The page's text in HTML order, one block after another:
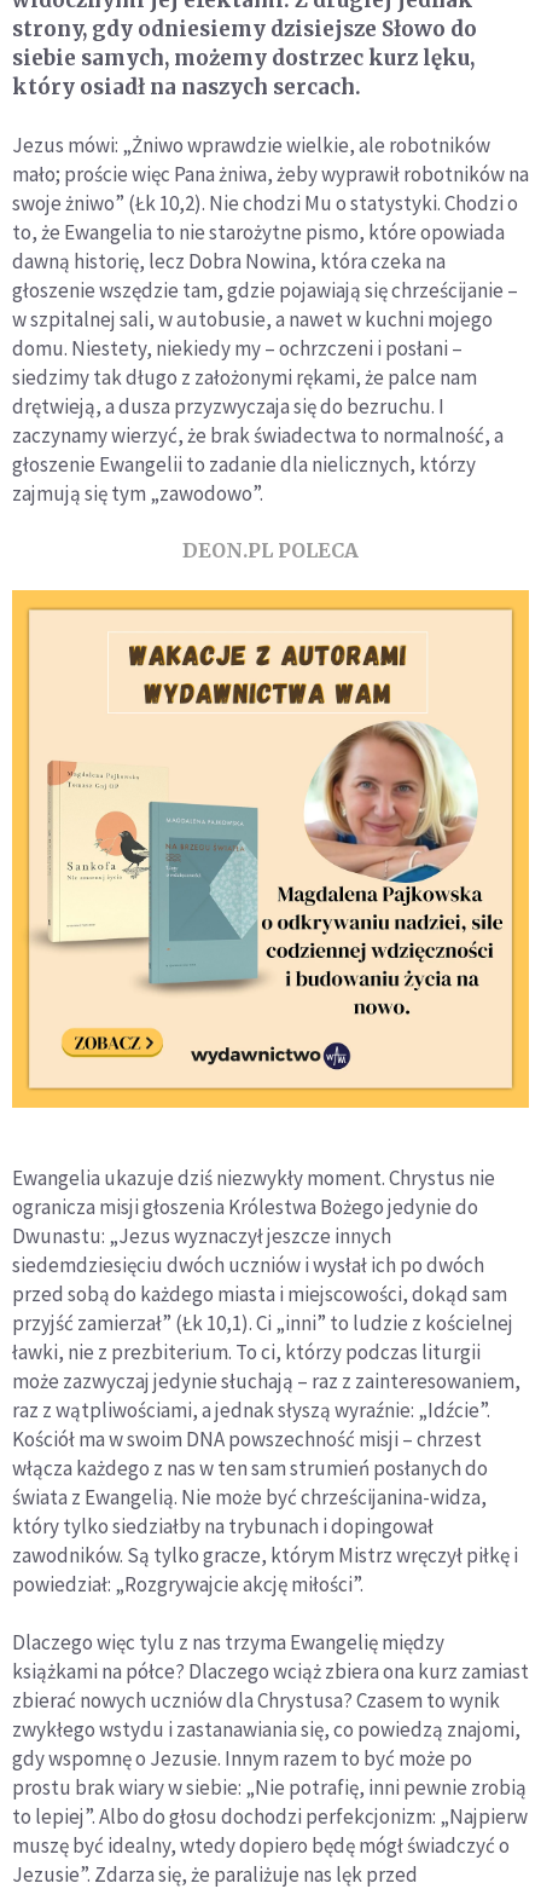
strony, gdy odniesiemy dzisiejsze Słowo do
siebie samych, możemy dostrzec kurz lęku,
który osiadł na naszych sercach.
Jezus mówi: „Żniwo wprawdzie wielkie, ale robotników
mało; proście więc Pana żniwa, żeby wyprawił robotników na
swoje żniwo” (Łk 10,2). Nie chodzi Mu o statystyki. Chodzi o
to, że Ewangelia to nie starożytne pismo, które opowiada
dawną historię, lecz Dobra Nowina, która czeka na
głoszenie wszędzie tam, gdzie pojawiają się chrześcijanie –
w szpitalnej sali, w autobusie, a nawet w kuchni mojego
domu. Niestety, niekiedy my – ochrzczeni i posłani –
siedzimy tak długo z założonymi rękami, że palce nam
drętwieją, a dusza przyzwyczaja się do bezruchu. I
zaczynamy wierzyć, że brak świadectwa to normalność, a
głoszenie Ewangelii to zadanie dla nielicznych, którzy
zajmują się tym „zawodowo”.
DEON.PL POLECA
Ewangelia ukazuje dziś niezwykły moment. Chrystus nie
ogranicza misji głoszenia Królestwa Bożego jedynie do
Dwunastu: „Jezus wyznaczył jeszcze innych
siedemdziesięciu dwóch uczniów i wysłał ich po dwóch
przed sobą do każdego miasta i miejscowości, dokąd sam
przyjść zamierzał” (Łk 10,1). Ci „inni” to ludzie z kościelnej
ławki, nie z prezbiterium. To ci, którzy podczas liturgii
może zazwyczaj jedynie słuchają – raz z zainteresowaniem,
raz z wątpliwościami, a jednak słyszą wyraźnie: „Idźcie”.
Kościół ma w swoim DNA powszechność misji – chrzest
włącza każdego z nas w ten sam strumień posłanych do
świata z Ewangelią. Nie może być chrześcijanina-widza,
który tylko siedziałby na trybunach i dopingował
zawodników. Są tylko gracze, którym Mistrz wręczył piłkę i
powiedział: „Rozgrywajcie akcję miłości”.
Dlaczego więc tylu z nas trzyma Ewangelię między
książkami na półce? Dlaczego wciąż zbiera ona kurz zamiast
zbierać nowych uczniów dla Chrystusa? Czasem to wynik
zwykłego wstydu i zastanawiania się, co powiedzą znajomi,
gdy wspomnę o Jezusie. Innym razem to być może po
prostu brak wiary w siebie: „Nie potrafię, inni pewnie zrobią
to lepiej”. Albo do głosu dochodzi perfekcjonizm: „Najpierw
muszę być idealny, wtedy dopiero będę mógł świadczyć o
Jezusie”. Zdarza się, że paraliżuje nas lęk przed